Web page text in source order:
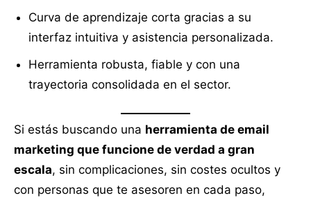
Curva de aprendizaje corta gracias a su
interfaz intuitiva y asistencia personalizada.
Herramienta robusta, fiable y con una
trayectoria consolidada en el sector.
Si estás buscando una herramienta de email
marketing que funcione de verdad a gran
escala, sin complicaciones, sin costes ocultos y
con personas que te asesoren en cada paso,